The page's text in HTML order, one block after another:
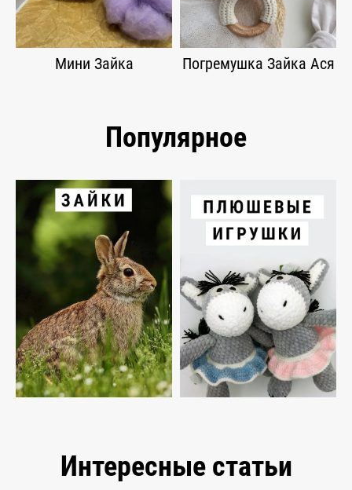
Мини Зайка Погремушка Зайка Ася
Популярное
Интересные статьи